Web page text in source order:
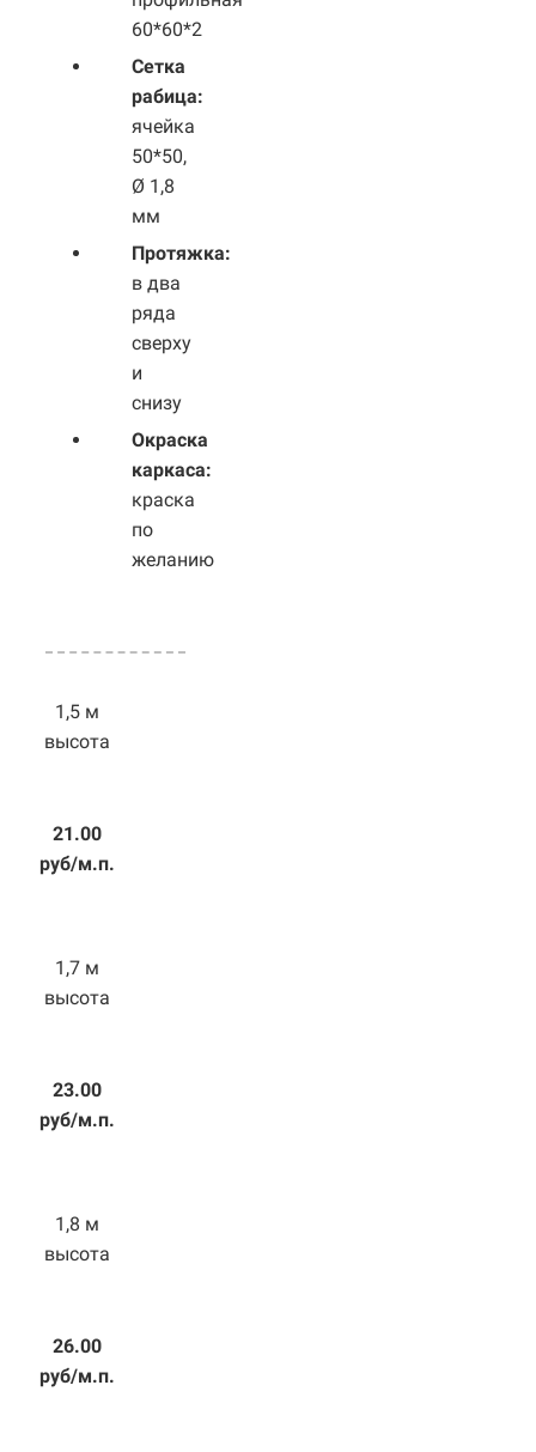
60*60*2
Сетка
рабица:
ячейка
50*50,
Ø 1,8
мм
Протяжка:
в два
ряда
сверху
и
снизу
Окраска
каркаса:
краска
по
желанию
1,5 м
высота
21.00
руб/м.п.
1,7 м
высота
23.00
руб/м.п.
1,8 м
высота
26.00
руб/м.п.